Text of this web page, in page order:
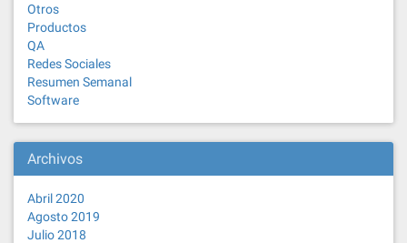
Otros
Productos
QA
Redes Sociales
Resumen Semanal
Software
Archivos
Abril 2020
Agosto 2019
Julio 2018